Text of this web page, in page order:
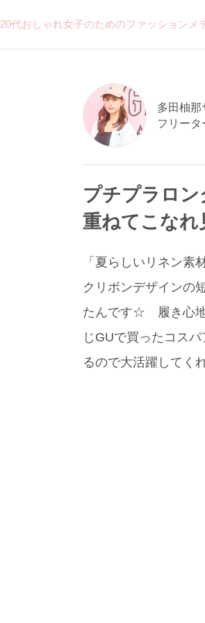
20代おしゃれ女子のためのファッション
多田柚那
フリータ
プチプラロ
重ねてこなれ
「夏らしいリネン
クリボンデザインの
たんです☆ 履き心地
じGUで買ったコス
るので大活躍してく